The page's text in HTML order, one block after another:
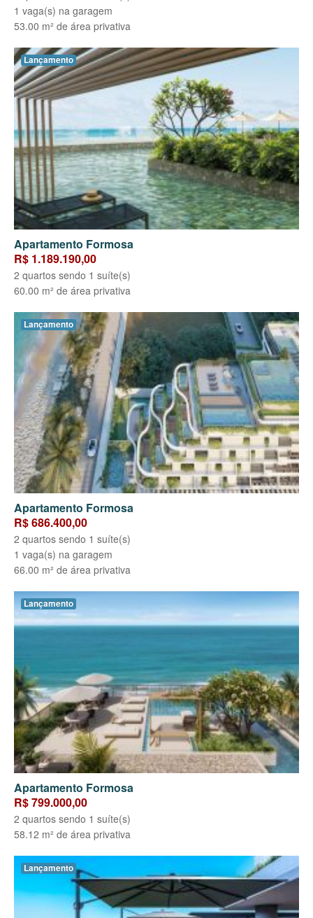
1 vaga(s) na garagem
53.00 m² de área privativa
Lançamento
Apartamento Formosa
R$ 1.189.190,00
2 quartos sendo 1 suíte(s)
60.00 m² de área privativa
Lançamento
Apartamento Formosa
R$ 686.400,00
2 quartos sendo 1 suíte(s)
1 vaga(s) na garagem
66.00 m² de área privativa
Lançamento
Apartamento Formosa
R$ 799.000,00
2 quartos sendo 1 suíte(s)
58.12 m² de área privativa
Lançamento